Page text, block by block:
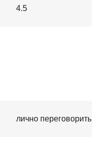
4.5
лично переговорить